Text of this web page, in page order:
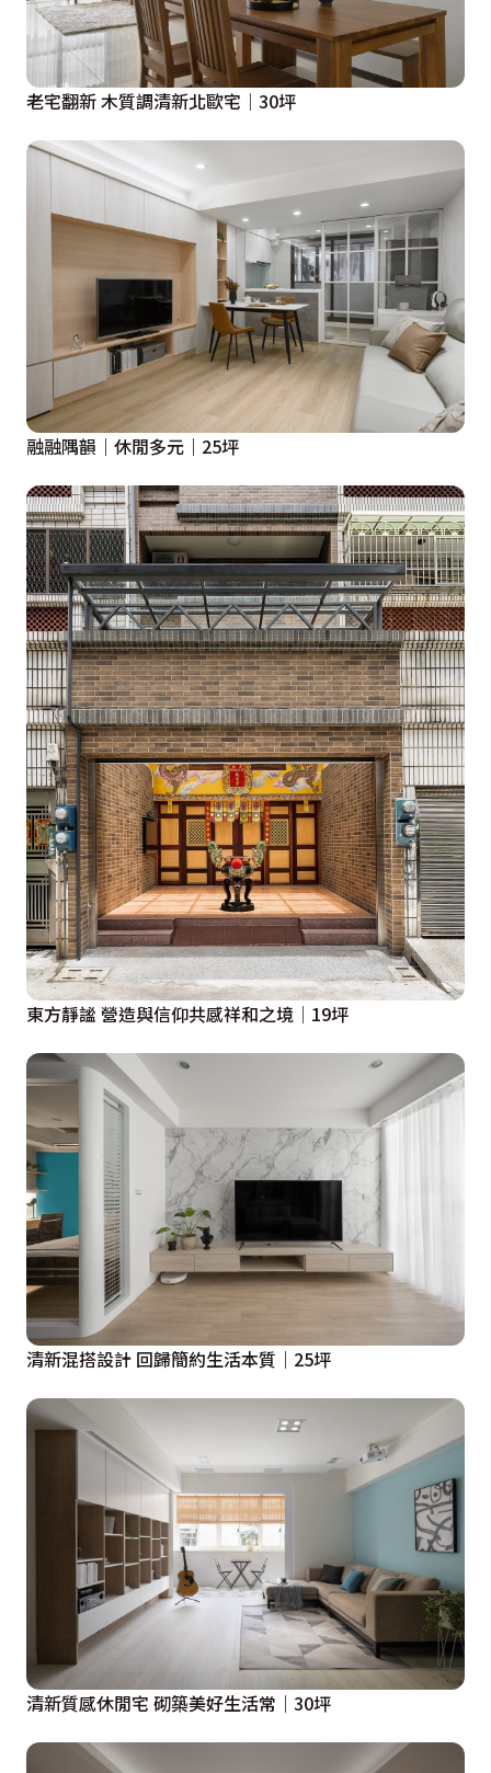
老宅翻新 木質調清新北歐宅│30坪
融融隅韻｜休閒多元｜25坪
東方靜謐 營造與信仰共感祥和之境│19坪
清新混搭設計 回歸簡約生活本質│25坪
清新質感休閒宅 砌築美好生活常│30坪